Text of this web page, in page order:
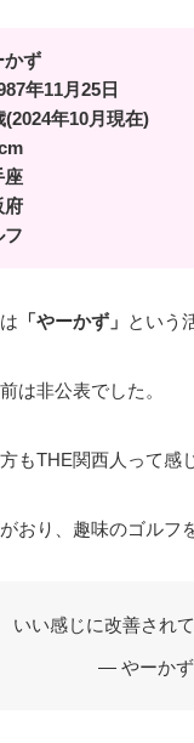
かず
年11月25日
(2024年10月現在)
座
府
フ
「やーかず」 という
は非公表でした。
もTHE関西人って感
おり、趣味のゴルフ
いい感じに改善されて
— やーかず